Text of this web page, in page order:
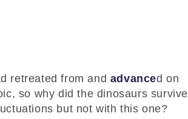
retreated from and advanced on
so why did the dinosaurs survive
but not with this one?